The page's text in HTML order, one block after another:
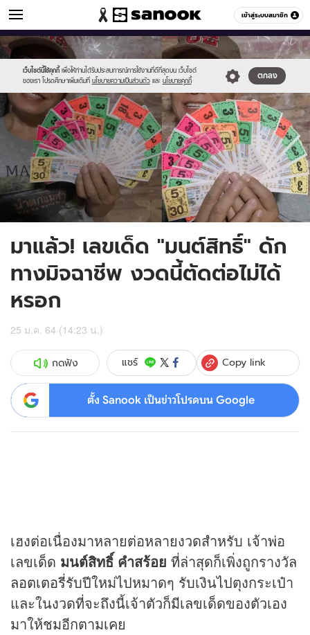
เข้าสู่ระบบสมาชิก
ข่าวบันเทิง หมวดอื่นๆ
เว็บไซต์นี้ใช้คุกกี้ เพื่อให้ท่านได้รับประสบการณ์การใช้งานที่ดีที่สุดบน เว็บไซต์
ของเรา โปรดศึกษาเพิ่มเติมที่ นโยบายความเป็นส่วนตัว และ นโยบายคุกกี้
ตกลง
Sanook
//s.isanook.com/sr/0/images/logo-
new-
sanook.png
600
60
//s.isanook.com/ns/0/ud/1668/8343890/cover.jpg
มาแล้ว! เลขเด็ด "มนต์สิทธิ์" ดัก
ทางมิจฉาชีพ งวดนี้ตัดต่อไม่ได้
หรอก
25 ม.ค. 64 (14:23 น.)
กดฟัง แชร์ Copy link
ตั้ง Sanook เป็นข่าวโปรดบน Google
เฮงต่อเนื่องมาหลายต่อหลายงวดสำหรับ เจ้าพ่อ
เลขเด็ด มนต์สิทธิ์ คำสร้อย ที่ล่าสุดก็เพิ่งถูกรางวัล
ลอตเตอรี่รับปีใหม่ไปหมาดๆ รับเงินไปตุงกระเป๋า
และในงวดที่จะถึงนี้เจ้าตัวก็มีเลขเด็ดของตัวเอง
มาให้ชมอีกตามเคย